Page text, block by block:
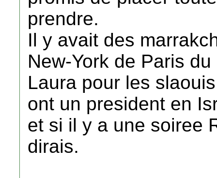
prendre.
Il y avait des
New-York de Paris
Laura pour les
ont un president en
et si il y a une soiree
dirais.